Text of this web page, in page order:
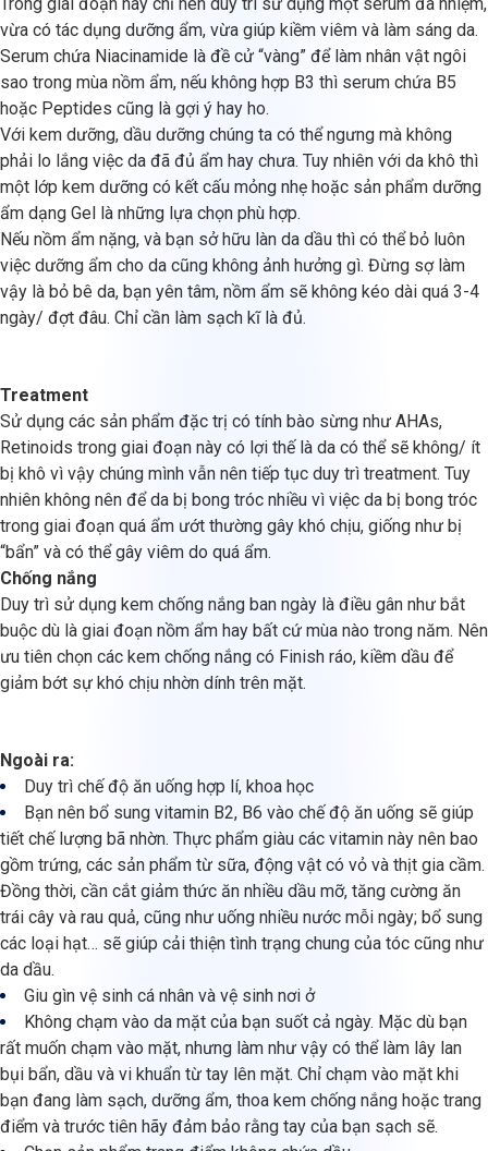
vừa có tác dụng dưỡng ẩm, vừa giúp kiềm viêm và làm sáng da.
Serum chứa Niacinamide là đề cử “vàng” để làm nhân vật ngôi
sao trong mùa nồm ẩm, nếu không hợp B3 thì serum chứa B5
hoặc Peptides cũng là gợi ý hay ho.
Với kem dưỡng, dầu dưỡng chúng ta có thể ngưng mà không
phải lo lắng việc da đã đủ ẩm hay chưa. Tuy nhiên với da khô thì
một lớp kem dưỡng có kết cấu mỏng nhẹ hoặc sản phẩm dưỡng
ẩm dạng Gel là những lựa chọn phù hợp.
Nếu nồm ẩm nặng, và bạn sở hữu làn da dầu thì có thể bỏ luôn
việc dưỡng ẩm cho da cũng không ảnh hưởng gì. Đừng sợ làm
vậy là bỏ bê da, bạn yên tâm, nồm ẩm sẽ không kéo dài quá 3-4
ngày/ đợt đâu. Chỉ cần làm sạch kĩ là đủ.
Treatment
Sử dụng các sản phẩm đặc trị có tính bào sừng như AHAs,
Retinoids trong giai đoạn này có lợi thế là da có thể sẽ không/ ít
bị khô vì vậy chúng mình vẫn nên tiếp tục duy trì treatment. Tuy
nhiên không nên để da bị bong tróc nhiều vì việc da bị bong tróc
trong giai đoạn quá ẩm ướt thường gây khó chịu, giống như bị
“bẩn” và có thể gây viêm do quá ẩm.
Chống nắng
Duy trì sử dụng kem chống nắng ban ngày là điều gân như bắt
buộc dù là giai đoạn nồm ẩm hay bất cứ mùa nào trong năm. Nên
ưu tiên chọn các kem chống nắng có Finish ráo, kiềm dầu để
giảm bớt sự khó chịu nhờn dính trên mặt.
Ngoài ra:
Duy trì chế độ ăn uống hợp lí, khoa học
Bạn nên bổ sung vitamin B2, B6 vào chế độ ăn uống sẽ giúp
tiết chế lượng bã nhờn. Thực phẩm giàu các vitamin này nên bao
gồm trứng, các sản phẩm từ sữa, động vật có vỏ và thịt gia cầm.
Đồng thời, cần cắt giảm thức ăn nhiều dầu mỡ, tăng cường ăn
trái cây và rau quả, cũng như uống nhiều nước mỗi ngày; bổ sung
các loại hạt… sẽ giúp cải thiện tình trạng chung của tóc cũng như
da dầu.
Giu gìn vệ sinh cá nhân và vệ sinh nơi ở
Không chạm vào da mặt của bạn suốt cả ngày. Mặc dù bạn
rất muốn chạm vào mặt, nhưng làm như vậy có thể làm lây lan
bụi bẩn, dầu và vi khuẩn từ tay lên mặt. Chỉ chạm vào mặt khi
bạn đang làm sạch, dưỡng ẩm, thoa kem chống nắng hoặc trang
điểm và trước tiên hãy đảm bảo rằng tay của bạn sạch sẽ.